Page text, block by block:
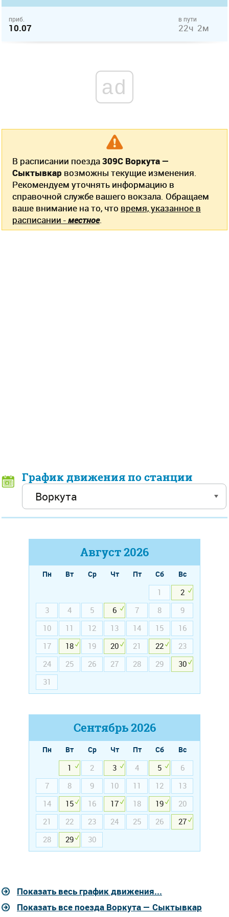
приб.
10.07
в пути
22ч 2м
ad
В расписании поезда309С Воркута —
Сыктывкар возможны текущие изменения.
Рекомендуем уточнять информацию в
справочной службе вашего вокзала. Обращаем
ваше внимание на то, что время, указанное в
расписании -местное.
График движения по станции
Август2026
Пн Вт Ср Чт Пт Сб
Вс
1
2
3
4 5 6 7 8
9
10
11 12 13 14 15
16
17
18 19 20 21 22
23
24
25 26 27 28 29
30
31
Сентябрь2026
Пн Вт Ср Чт Пт Сб
Вс
1
2 3 4 5
6
7
8 9 10 11 12
13
14
15 16 17 18 19
20
21
22 23 24 25 26
27
28
29 30
Показать весь график движения...
Показать все поезда Воркута — Сыктывкар